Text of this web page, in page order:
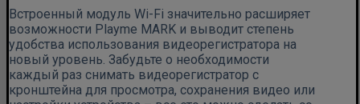
Встроенный модуль Wi-Fi значительно расширяет
возможности Playme MARK и выводит степень
удобства использования видеорегистратора на
новый уровень. Забудьте о необходимости
каждый раз снимать видеорегистратор с
кронштейна для просмотра, сохранения видео или